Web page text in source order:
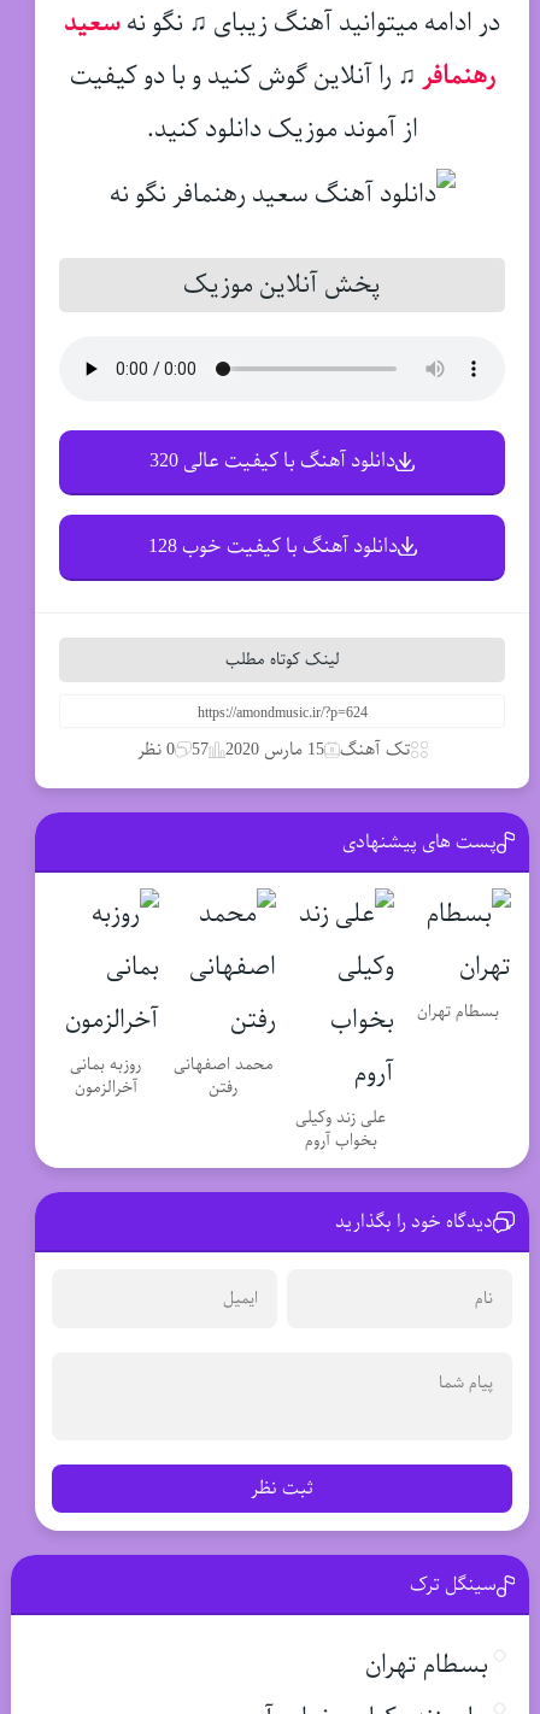
در ادامه میتوانید آهنگ زیبای ♫ نگو نهسعید
رهنمافر ♫ را آنلاین گوش کنید و با دو کیفیت
از آموند موزیک دانلود کنید.
پخش آنلاین موزیک
دانلود آهنگ با کیفیت عالی 320
دانلود آهنگ با کیفیت خوب 128
لینک کوتاه مطلب
تک آهنگ 15 مارس 2020 57 0 نظر
پست های پیشنهادی
بسطام تهران
علی زند وکیلی
بخواب آروم
محمد اصفهانی
رفتن
روزبه بمانی
آخرالزمون
دیدگاه خود را بگذارید
ثبت نظر
سینگل ترک
بسطام تهران